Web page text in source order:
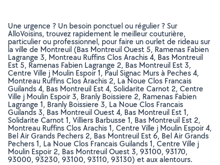
Une urgence ? Un besoin ponctuel ou régulier ? Sur
AlloVoisins, trouvez rapidement le meilleur couturière,
particulier ou professionnel, pour faire un ourlet de rideau sur
la ville de Montreuil (Bas Montreuil Ouest 5, Ramenas Fabien
Lagrange 3, Montreau Ruffins Clos Arachis 4, Bas Montreuil
Est 5, Ramenas Fabien Lagrange 2, Bas Montreuil Est 3,
Centre Ville j Moulin Espoir 1, Paul Signac Murs à Peches 4,
Montreau Ruffins Clos Arachis 2, La Noue Clos Francais
Guilands 4, Bas Montreuil Est 4, Solidarite Carnot 2, Centre
Ville j Moulin Espoir 3, Branly Boissiere 2, Ramenas Fabien
Lagrange 1, Branly Boissiere 3, La Noue Clos Francais
Guilands 3, Bas Montreuil Ouest 4, Bas Montreuil Est 1,
Solidarite Carnot 1, Villiers Barbusse 1, Bas Montreuil Est 2,
Montreau Ruffins Clos Arachis 1, Centre Ville j Moulin Espoir 4,
Bel Air Grands Pechers 2, Bas Montreuil Est 6, Bel Air Grands
Pechers 1, La Noue Clos Francais Guilands 1, Centre Ville j
Moulin Espoir 2, Bas Montreuil Ouest 3, 93100, 93170,
93000, 93230, 93100, 93110, 93130) et aux alentours.